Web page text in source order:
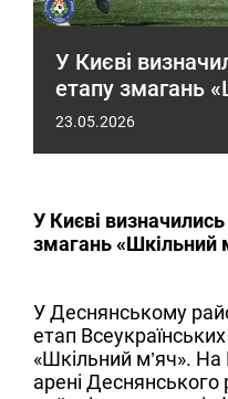
У Києві
етапу змагань
23.05.2026
У Києві
змагань «Шкільний
У Деснянському
етап
«Шкільний м’яч». На
арені Деснянського